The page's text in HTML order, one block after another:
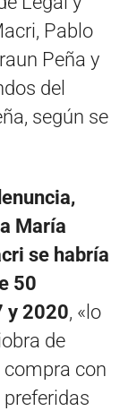
Pablo
Peña y
del
según se
María
se habría
50
y 2020, «lo
de
compra con